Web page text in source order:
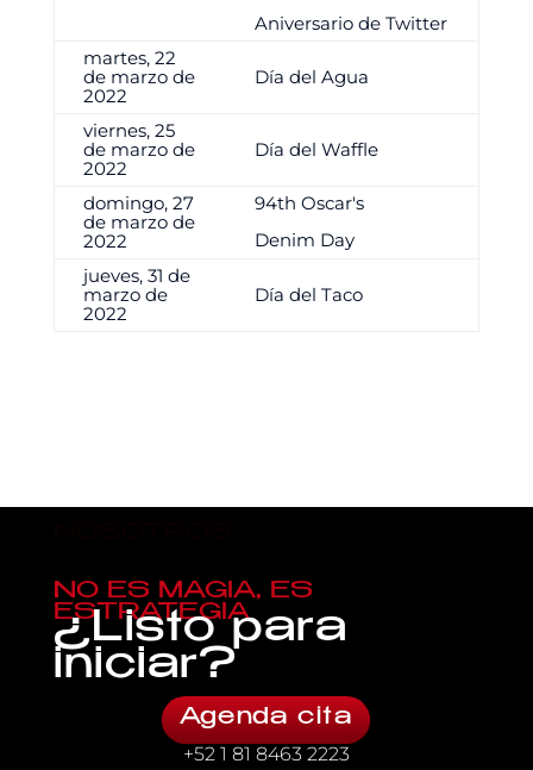
Aniversario de Twitter
martes, 22
de marzo de
2022
Día del Agua
viernes, 25
de marzo de
2022
Día del Waffle
domingo, 27
de marzo de
2022
94th Oscar's
Denim Day
jueves, 31 de
marzo de
2022
Día del Taco
NO ES MAGIA, ES
ESTRATEGIA
¿Listo para
iniciar?
Agenda cita
+52 1 81 8463 2223